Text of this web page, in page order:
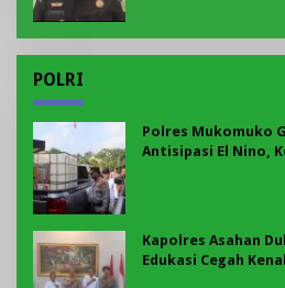
POLRI
Polres Mukomuko
Antisipasi El Nino,
Kapolres Asahan
Edukasi Cegah